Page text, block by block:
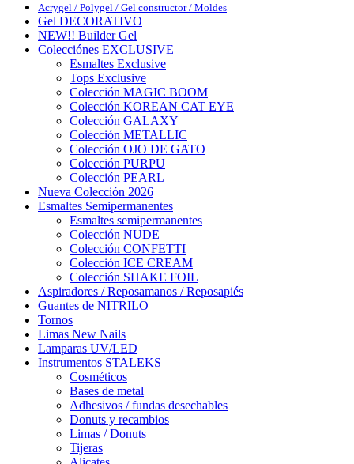
Acrygel / Polygel / Gel constructor / Moldes
Gel DECORATIVO
NEW!! Builder Gel
Colecciónes EXCLUSIVE
Esmaltes Exclusive
Tops Exclusive
Colección MAGIC BOOM
Colección KOREAN CAT EYE
Colección GALAXY
Colección METALLIC
Colección OJO DE GATO
Colección PURPU
Colección PEARL
Nueva Colección 2026
Esmaltes Semipermanentes
Esmaltes semipermanentes
Colección NUDE
Colección CONFETTI
Colección ICE CREAM
Colección SHAKE FOIL
Aspiradores / Reposamanos / Reposapiés
Guantes de NITRILO
Tornos
Limas New Nails
Lamparas UV/LED
Instrumentos STALEKS
Cosméticos
Bases de metal
Adhesivos / fundas desechables
Donuts y recambios
Limas / Donuts
Tijeras